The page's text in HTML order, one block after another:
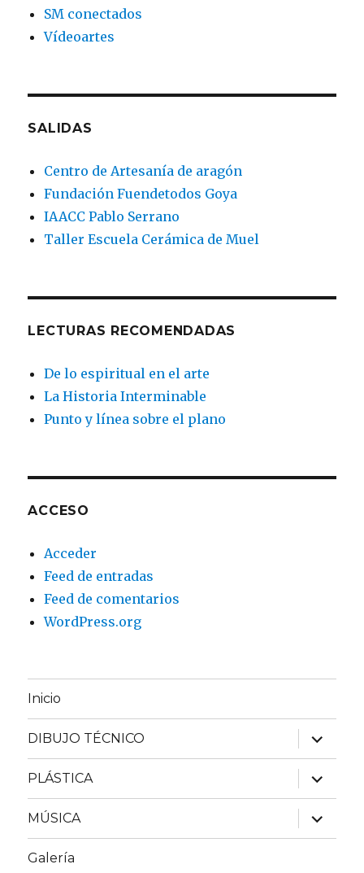
SM conectados
Vídeoartes
SALIDAS
Centro de Artesanía de aragón
Fundación Fuendetodos Goya
IAACC Pablo Serrano
Taller Escuela Cerámica de Muel
LECTURAS RECOMENDADAS
De lo espiritual en el arte
La Historia Interminable
Punto y línea sobre el plano
ACCESO
Acceder
Feed de entradas
Feed de comentarios
WordPress.org
Inicio
DIBUJO TÉCNICO
expande
el
menú
inferior
PLÁSTICA
expande
el
menú
inferior
MÚSICA
expande
el
menú
Galería